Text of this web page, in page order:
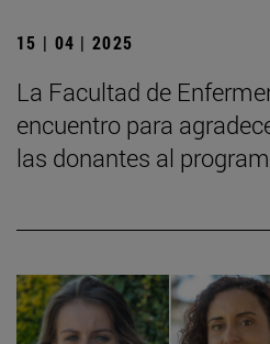
15 | 04 | 2025
La Facultad de
encuentro para
las donantes al